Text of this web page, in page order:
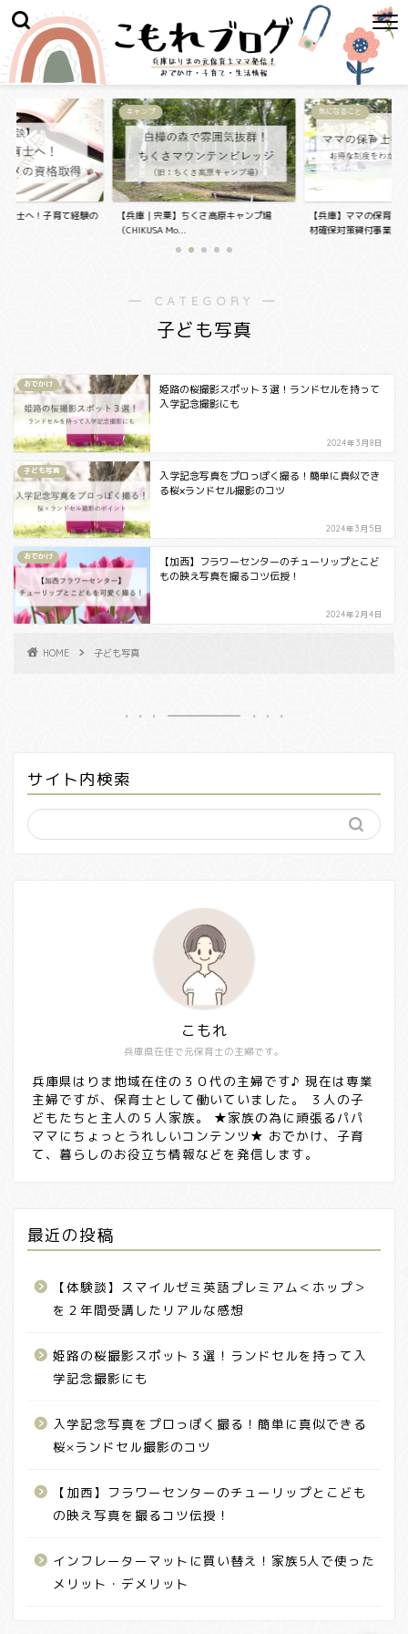
育士へ！子育て経験の
キャンプ
【兵庫｜宍粟】ちくさ高原キャンプ場
（CHIKUSA Mo...
気になること
【兵庫】ママの保育士
材確保対策貸付事業...
― CATEGORY ―
子ども写真
おでかけ
姫路の桜撮影スポット３選！ランドセルを持って
入学記念撮影にも
2024年3月8日
子ども写真
入学記念写真をプロっぽく撮る！簡単に真似でき
る桜×ランドセル撮影のコツ
2024年3月5日
おでかけ
【加西】フラワーセンターのチューリップとこど
もの映え写真を撮るコツ伝授！
2024年2月4日
HOME 子ども写真
サイト内検索
兵庫県在住で元保育士の主婦です。
こもれ
兵庫県はりま地域在住の３０代の主婦です♪ 現在は専業
主婦ですが、保育士として働いていました。 ３人の子
どもたちと主人の５人家族。 ★家族の為に頑張るパパ
ママにちょっとうれしいコンテンツ★ おでかけ、子育
て、暮らしのお役立ち情報などを発信します。
最近の投稿
【体験談】スマイルゼミ英語プレミアム＜ホップ＞
を２年間受講したリアルな感想
姫路の桜撮影スポット３選！ランドセルを持って入
学記念撮影にも
入学記念写真をプロっぽく撮る！簡単に真似できる
桜×ランドセル撮影のコツ
【加西】フラワーセンターのチューリップとこども
の映え写真を撮るコツ伝授！
インフレーターマットに買い替え！家族5人で使った
メリット・デメリット
ホーム
プライバシーポリシー